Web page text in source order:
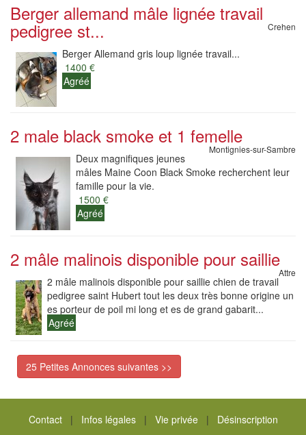
Berger allemand mâle lignée travail
pedigree st... Crehen
Berger Allemand gris loup lignée travail...
1400 €
Agréé
2 male black smoke et 1 femelle
Montignies-sur-Sambre
Deux magnifiques jeunes
mâles Maine Coon Black Smoke recherchent leur
famille pour la vie.
1500 €
Agréé
2 mâle malinois disponible pour saillie
Attre
2 mâle malinois disponible pour saillie chien de travail
pedigree saint Hubert tout les deux très bonne origine un
es porteur de poil mi long et es de grand gabarit...
Agréé
25 Petites Annonces suivantes >>
Contact| Infos légales| Vie privée| Désinscription